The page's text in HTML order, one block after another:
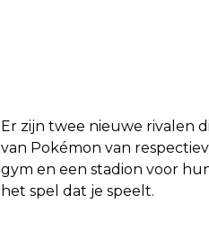
Er zijn twee nieuwe rivalen
van Pokémon van
gym en een stadion voor
het spel dat je speelt.